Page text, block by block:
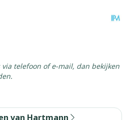
telefoon of e-mail, dan bekijken
van Hartmann